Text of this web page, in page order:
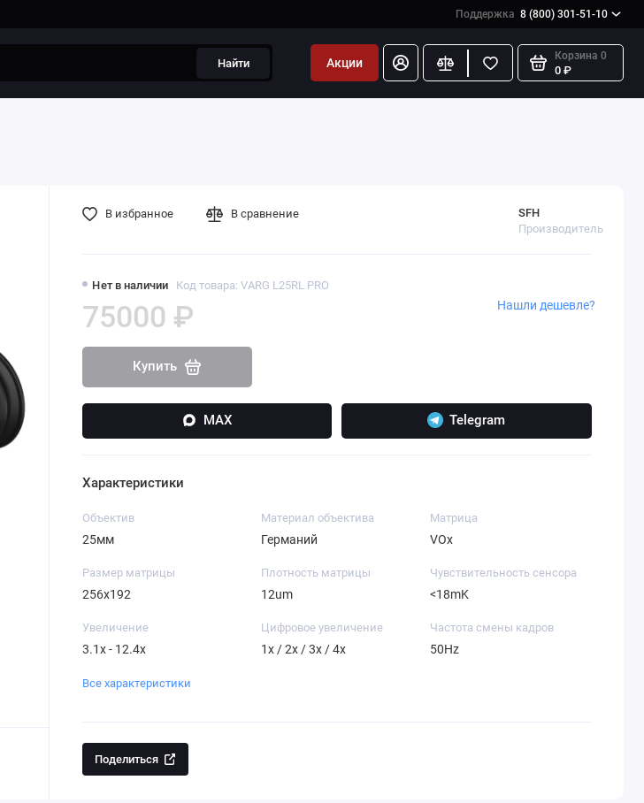
Поддержка 8 (800) 301-51-10
Найти Акции
Корзина 0
0 ₽
Нет в наличии Код товара: VARG L25RL PRO
SFH
Производитель
75000 ₽
Купить
Нашли дешевле?
MAX Telegram
В избранное В сравнение
Характеристики
Объектив
25мм
Материал объектива
Германий
Матрица
VOx
Размер матрицы
256x192
Плотность матрицы
12um
Чувствительность сенсора
<18mK
Увеличение
3.1x - 12.4x
Цифровое увеличение
1x / 2x / 3x / 4x
Частота смены кадров
50Hz
Все характеристики
Поделиться